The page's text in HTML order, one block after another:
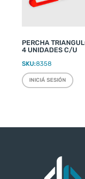
PERCHA
4 UNIDADES C/U
SKU:8358
INICIÁ SESIÓN